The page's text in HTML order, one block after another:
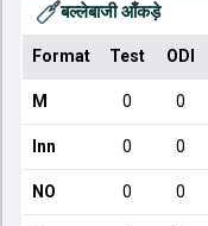
बल्लेबाजी आँकड़े
Format Test ODI
M 0 0
Inn 0 0
NO 0 0